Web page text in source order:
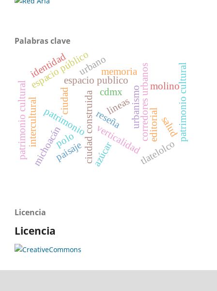
Palabras clave
verticalidad
lineas
ciudad urbanismo
cdmx corredores urbanoseditorial
espacio publico
patrimoniociudad construida
espacio público
tlatelolco
salud
paisaje
patrimonio cultural
reseña
molino
azúcar
michoacán
patrimonio culturalintercultural
urbano
polo
identidad memoria
Licencia
Licencia